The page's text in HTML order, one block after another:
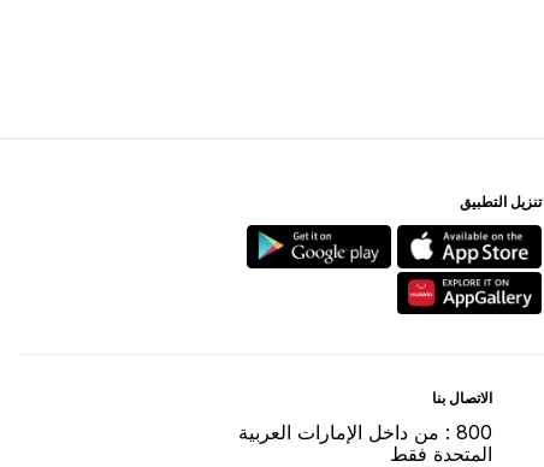
ﺗﻨﺰﻳﻞ اﻟﺘﻄﺒﻴﻖ
اﻻﺗﺼﺎﻝ ﺑﻨﺎ
800 : ﻣﻦ ﺩاﺧﻞ اﻹﻣﺎﺭاﺕ اﻟﻌﺮﺑﻴﺔ
اﻟﻤﺘﺤﺪﺓ ﻓﻘﻂ